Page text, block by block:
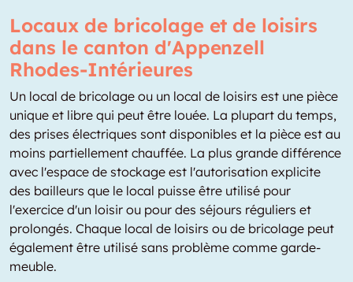
Locaux de bricolage et de loisirs
dans le canton d'Appenzell
Rhodes-Intérieures
Un local de bricolage ou un local de loisirs est une pièce
unique et libre qui peut être louée. La plupart du temps,
des prises électriques sont disponibles et la pièce est au
moins partiellement chauffée. La plus grande différence
avec l'espace de stockage est l'autorisation explicite
des bailleurs que le local puisse être utilisé pour
l'exercice d'un loisir ou pour des séjours réguliers et
prolongés. Chaque local de loisirs ou de bricolage peut
également être utilisé sans problème comme garde-
meuble.